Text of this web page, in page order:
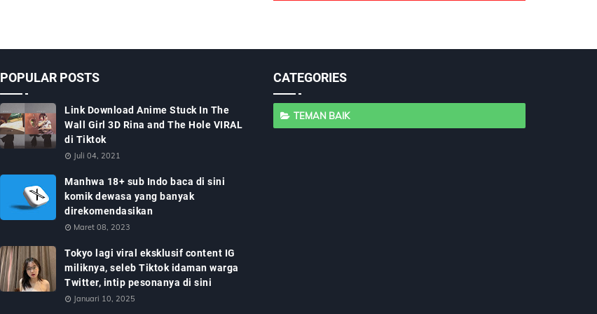
POPULAR POSTS
Link Download Anime Stuck In The
Wall Girl 3D Rina and The Hole VIRAL
di Tiktok
Juli 04, 2021
Manhwa 18+ sub Indo baca di sini
komik dewasa yang banyak
direkomendasikan
Maret 08, 2023
Tokyo lagi viral eksklusif content IG
miliknya, seleb Tiktok idaman warga
Twitter, intip pesonanya di sini
Januari 10, 2025
CATEGORIES
TEMAN BAIK